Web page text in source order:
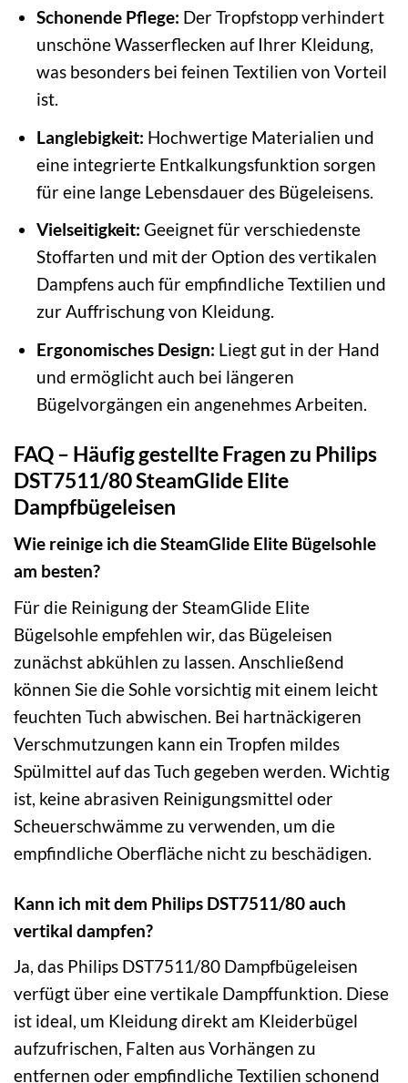
Schonende Pflege: Der Tropfstopp verhindert
unschöne Wasserflecken auf Ihrer Kleidung,
was besonders bei feinen Textilien von Vorteil
ist.
Langlebigkeit: Hochwertige Materialien und
eine integrierte Entkalkungsfunktion sorgen
für eine lange Lebensdauer des Bügeleisens.
Vielseitigkeit: Geeignet für verschiedenste
Stoffarten und mit der Option des vertikalen
Dampfens auch für empfindliche Textilien und
zur Auffrischung von Kleidung.
Ergonomisches Design: Liegt gut in der Hand
und ermöglicht auch bei längeren
Bügelvorgängen ein angenehmes Arbeiten.
FAQ – Häufig gestellte Fragen zu Philips
DST7511/80 SteamGlide Elite
Dampfbügeleisen
Wie reinige ich die SteamGlide Elite Bügelsohle
am besten?
Für die Reinigung der SteamGlide Elite
Bügelsohle empfehlen wir, das Bügeleisen
zunächst abkühlen zu lassen. Anschließend
können Sie die Sohle vorsichtig mit einem leicht
feuchten Tuch abwischen. Bei hartnäckigeren
Verschmutzungen kann ein Tropfen mildes
Spülmittel auf das Tuch gegeben werden. Wichtig
ist, keine abrasiven Reinigungsmittel oder
Scheuerschwämme zu verwenden, um die
empfindliche Oberfläche nicht zu beschädigen.
Kann ich mit dem Philips DST7511/80 auch
vertikal dampfen?
Ja, das Philips DST7511/80 Dampfbügeleisen
verfügt über eine vertikale Dampffunktion. Diese
ist ideal, um Kleidung direkt am Kleiderbügel
aufzufrischen, Falten aus Vorhängen zu
entfernen oder empfindliche Textilien schonend